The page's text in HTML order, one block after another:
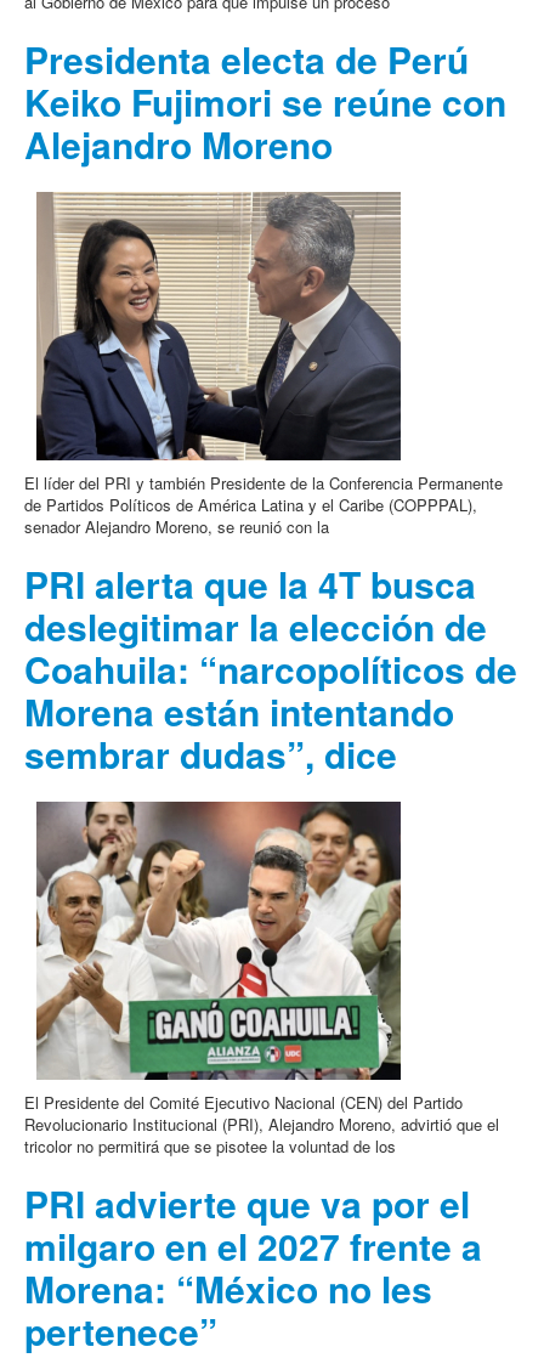
Presidenta electa de Perú
Keiko Fujimori se reúne con
Alejandro Moreno
El líder del PRI y también Presidente de la Conferencia Permanente
de Partidos Políticos de América Latina y el Caribe (COPPPAL),
senador Alejandro Moreno, se reunió con la
PRI alerta que la 4T busca
deslegitimar la elección de
Coahuila: “narcopolíticos de
Morena están intentando
sembrar dudas”, dice
El Presidente del Comité Ejecutivo Nacional (CEN) del Partido
Revolucionario Institucional (PRI), Alejandro Moreno, advirtió que el
tricolor no permitirá que se pisotee la voluntad de los
PRI advierte que va por el
milgaro en el 2027 frente a
Morena: “México no les
pertenece”